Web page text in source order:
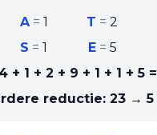
A= 1 T =2
S =1 E= 5
4 + 1 + 2 + 9 + 1 + 1 + 5=
reductie: 23 → 5